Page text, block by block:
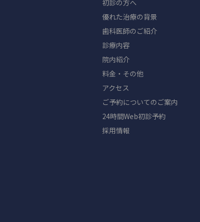
初診の方へ
優れた治療の背景
歯科医師のご紹介
診療内容
院内紹介
料金・その他
アクセス
ご予約についてのご案内
24時間Web初診予約
採用情報